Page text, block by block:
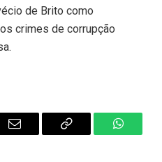
de Brito como
crimes de corrupção
Email
Copy